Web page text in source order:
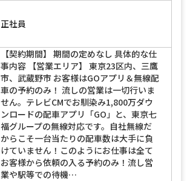
正社員
【契約期間】 期間の定めなし 具体的な仕
事内容 【営業エリア】 東京23区内、三鷹
市、武蔵野市 お客様はGOアプリ＆無線配
車の予約のみ！ 流しの営業は一切行いま
せん。テレビCMでお馴染み1,800万ダウ
ンロードの配車アプリ「GO」と、東京七
福グループの無線対応です。自社無線だ
からこそ一台当たりの配車数は大手に負
けていません！このようにお仕事は全て
お客様から依頼の入る予約のみ！流し営
業や駅等での待機…